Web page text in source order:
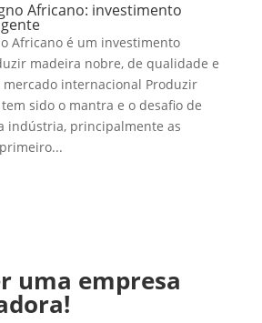
Africano: investimento
Africano é um investimento
madeira nobre, de qualidade e
internacional Produzir
sido o mantra e o desafio de
indústria, principalmente as
uma empresa